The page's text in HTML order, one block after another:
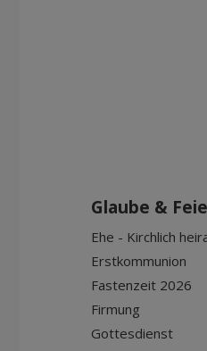
Glaube &
Ehe - Kirchlich
Erstkommunion
Fastenzeit 2026
Firmung
Gottesdienst